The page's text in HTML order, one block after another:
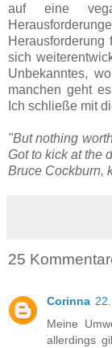
auf eine
sich
Unbekanntes,
manchen geht
Ich schließe mit
"But nothing
Got to kick at the
Bruce Cockburn,
25
Corinna
Meine
allerdings